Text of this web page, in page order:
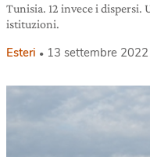
Tunisia. 12 invece i dispersi.
istituzioni.
Esteri 13 settembre 2022